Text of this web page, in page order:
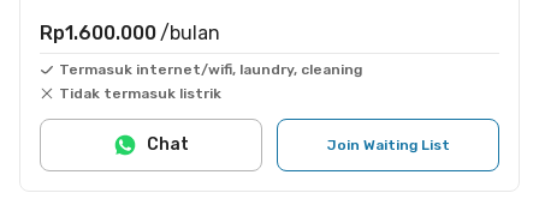
Rp1.600.000 /bulan
Termasuk internet/wifi, laundry, cleaning
Tidak termasuk listrik
Join Waiting List
Chat